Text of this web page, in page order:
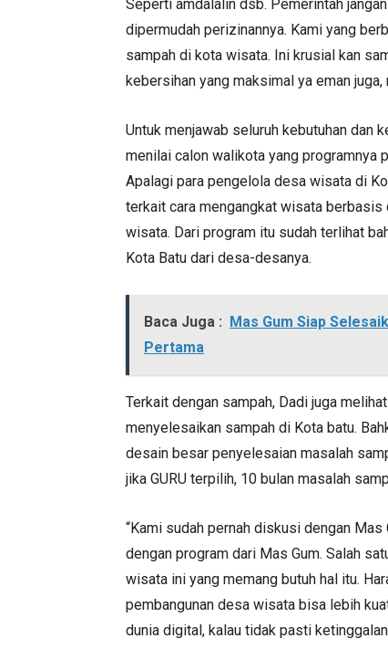
Seperti amdalalin dsb. Pemerintah
dipermudah perizinannya. Kami yang
sampah di kota wisata. Ini krusial kan
kebersihan yang maksimal ya eman juga,
Untuk menjawab seluruh kebutuhan dan
menilai calon walikota yang programnya
Apalagi para pengelola desa wisata di
terkait cara mengangkat wisata berbasis
wisata. Dari program itu sudah terlihat
Kota Batu dari desa-desanya.
Baca Juga : Mas Gum Siap
Pertama
Terkait dengan sampah, Dadi juga
menyelesaikan sampah di Kota batu.
desain besar penyelesaian masalah
jika GURU terpilih, 10 bulan masalah
“Kami sudah pernah diskusi dengan
dengan program dari Mas Gum. Salah
wisata ini yang memang butuh hal itu.
pembangunan desa wisata bisa lebih
dunia digital, kalau tidak pasti